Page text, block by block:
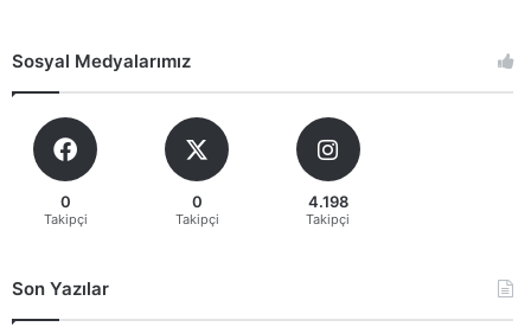
Sosyal Medyalarımız
0
Takipçi
0
Takipçi
4.198
Takipçi
Son Yazılar